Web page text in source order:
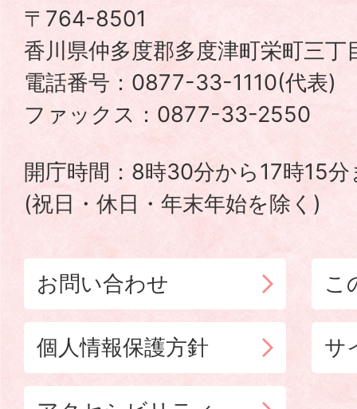
町
TADOTSU
TOWN
〒764-8501
香川県仲多度郡多度津町栄町三
電話番号：0877-33-1110(代表)
ファックス：0877-33-2550
開庁時間：8時30分から17時15分
(祝日・休日・年末年始を除く)
お問い合わせ こ
個人情報保護方針 サ